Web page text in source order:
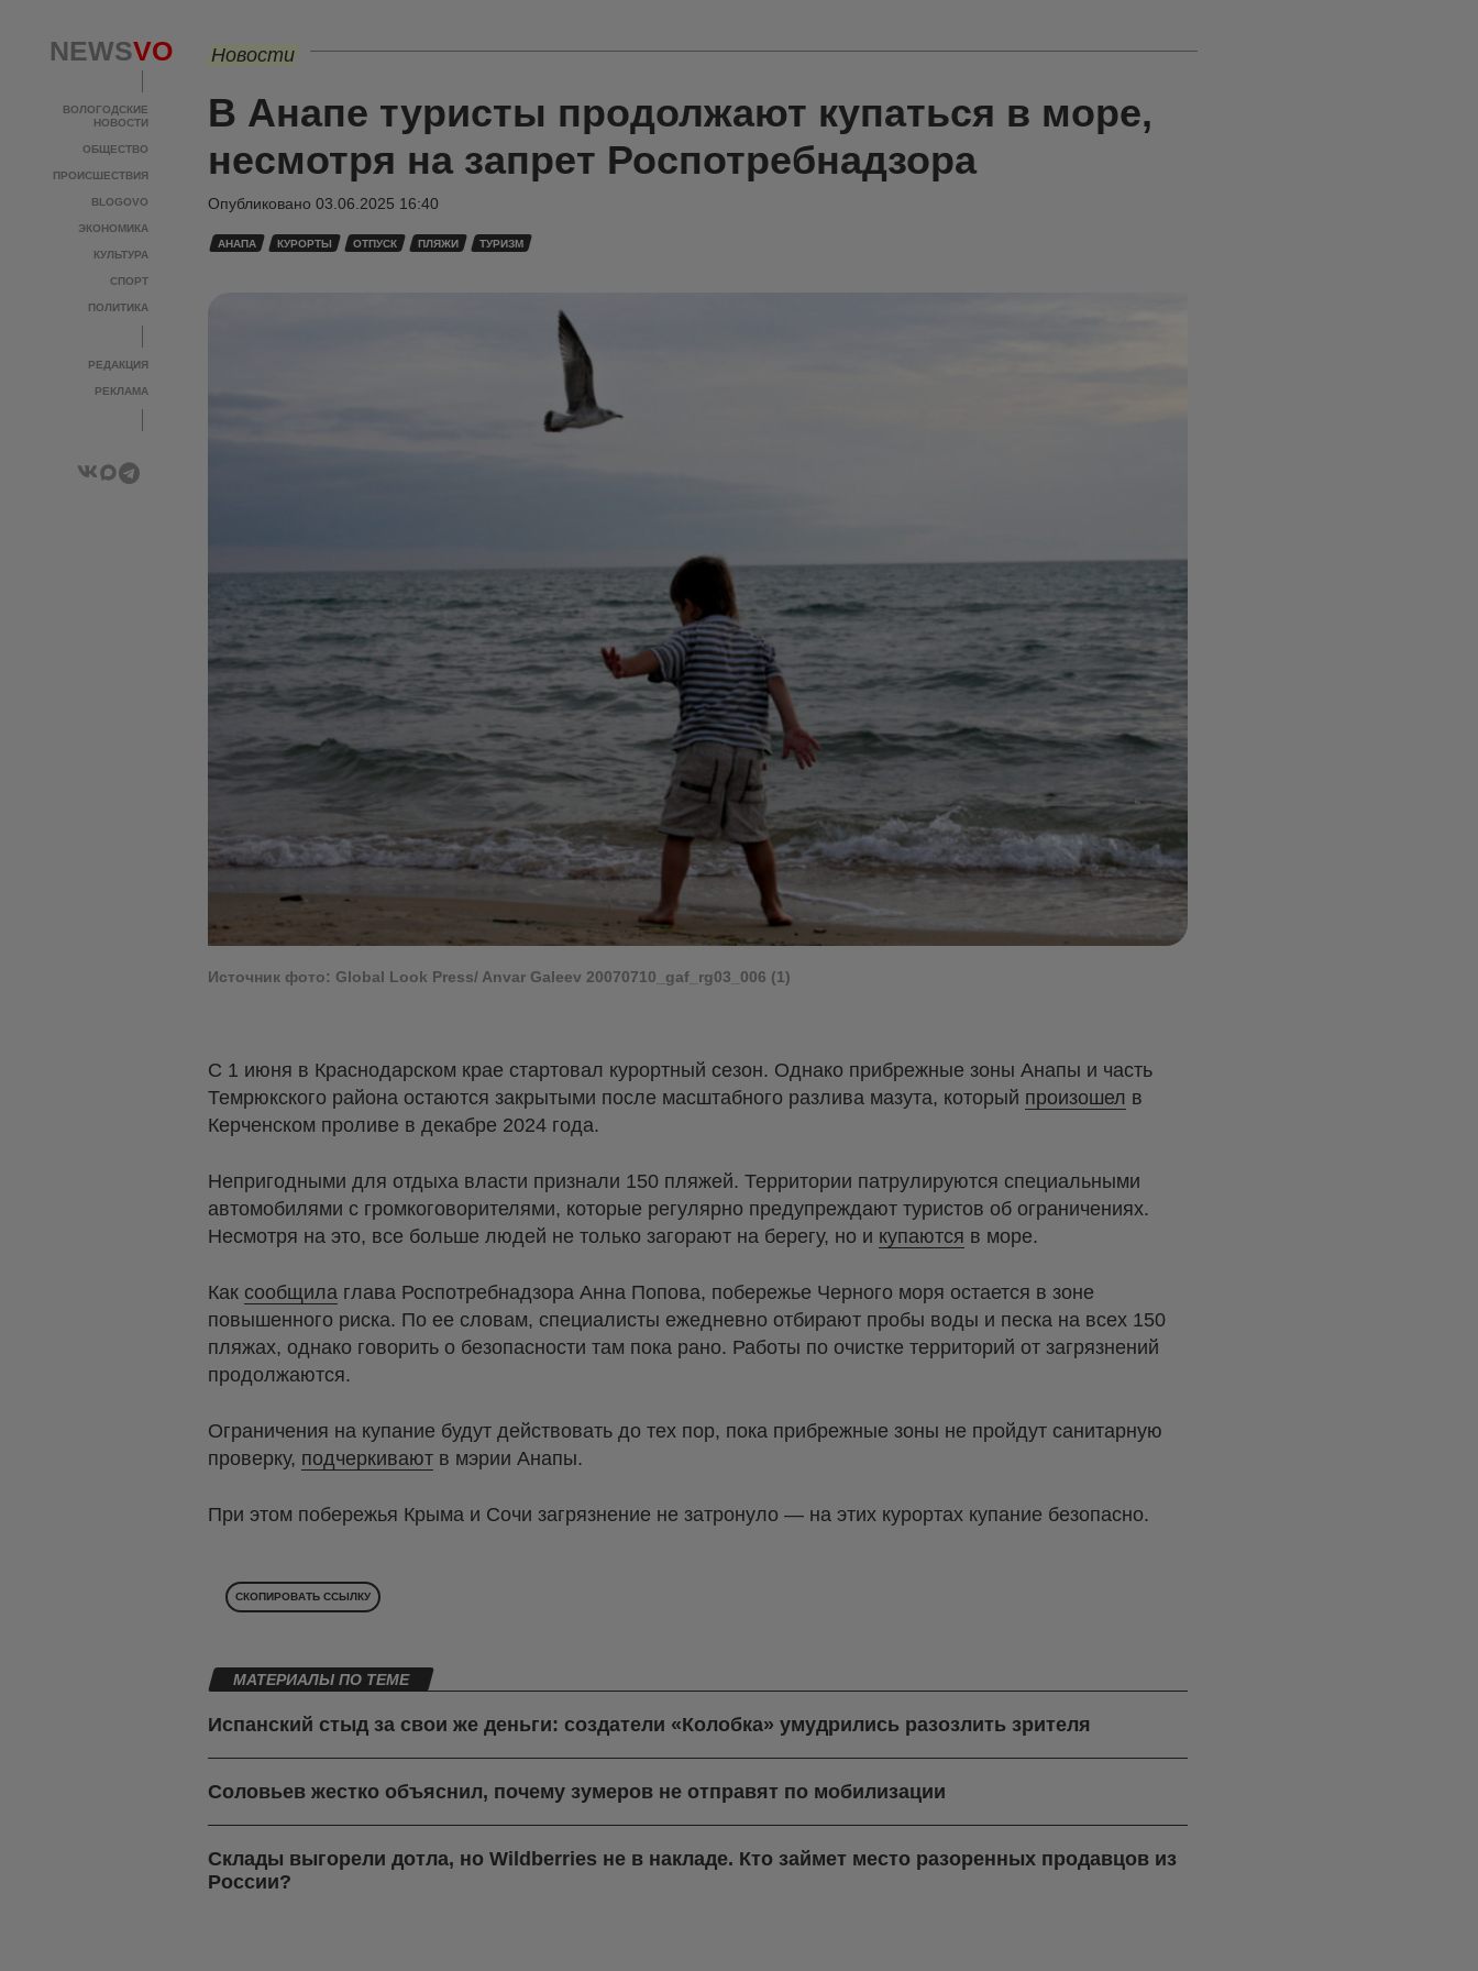
NEWSVO
ВОЛОГОДСКИЕ
НОВОСТИ
ОБЩЕСТВО
ПРОИСШЕСТВИЯ
BLOGOVO
ЭКОНОМИКА
КУЛЬТУРА
СПОРТ
ПОЛИТИКА
РЕДАКЦИЯ
РЕКЛАМА
Новости
В Анапе туристы продолжают купаться в море,
несмотря на запрет Роспотребнадзора
Опубликовано 03.06.2025 16:40
АНАПА КУРОРТЫ ОТПУСК ПЛЯЖИ ТУРИЗМ
Источник фото: Global Look Press/ Anvar Galeev 20070710_gaf_rg03_006 (1)
С 1 июня в Краснодарском крае стартовал курортный сезон. Однако прибрежные зоны Анапы и часть
Темрюкского района остаются закрытыми после масштабного разлива мазута, который произошел в
Керченском проливе в декабре 2024 года.
Непригодными для отдыха власти признали 150 пляжей. Территории патрулируются специальными
автомобилями с громкоговорителями, которые регулярно предупреждают туристов об ограничениях.
Несмотря на это, все больше людей не только загорают на берегу, но и купаются в море.
Как сообщила глава Роспотребнадзора Анна Попова, побережье Черного моря остается в зоне
повышенного риска. По ее словам, специалисты ежедневно отбирают пробы воды и песка на всех 150
пляжах, однако говорить о безопасности там пока рано. Работы по очистке территорий от загрязнений
продолжаются.
Ограничения на купание будут действовать до тех пор, пока прибрежные зоны не пройдут санитарную
проверку, подчеркивают в мэрии Анапы.
При этом побережья Крыма и Сочи загрязнение не затронуло — на этих курортах купание безопасно.
СКОПИРОВАТЬ ССЫЛКУ
МАТЕРИАЛЫ ПО ТЕМЕ
Испанский стыд за свои же деньги: создатели «Колобка» умудрились разозлить зрителя
Соловьев жестко объяснил, почему зумеров не отправят по мобилизации
Склады выгорели дотла, но Wildberries не в накладе. Кто займет место разоренных продавцов из
России?